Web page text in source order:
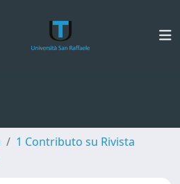
1 Contributo su Rivista